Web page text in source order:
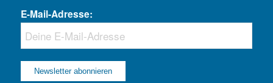
E-Mail-Adresse: